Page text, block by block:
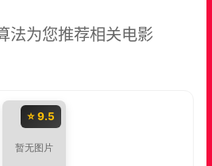
法为您推荐相关电影
⭐ 9.5